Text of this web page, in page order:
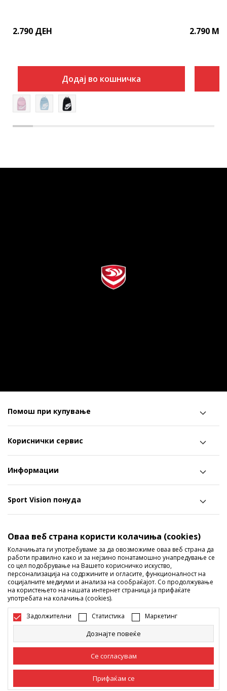
2.790 ДЕН
Додај во кошничка
2.790
Помош при купување
Кориснички сервис
Информации
Sport Vision понуда
Ги споделуваме нашите тајни со вас! Следете не на
социјалните мрежи и дознајте за попусти, промоции и
нови производи!
Македонија Промена
Оваа веб страна користи колачиња (cookies)
Колачињата ги употребуваме за да овозможиме оваа веб страна да
работи правилно како и за нејзино понатамошно унапредување се
со цел подобрување на Вашето корисничко искуство,
персонализација на содржините и огласите, функционалност на
социјалните медиуми и анализа на сообраќајот. Со продолжување
на користењето на нашата интернет страница ја прифаќате
употребата на колачиња (cookies).
Задолжителни Статистика Маркетинг
Дознајте повеќе
Се согласувам
Прифаќам се